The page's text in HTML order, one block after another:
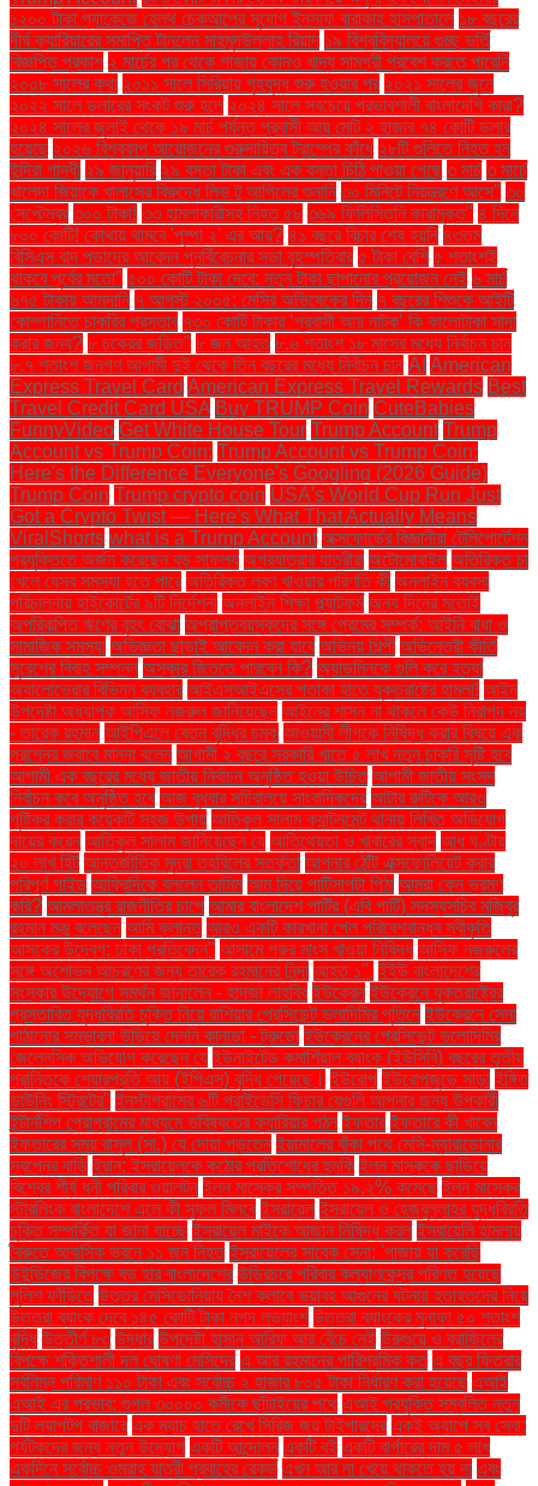
১২০০ টাকা প্যাকেজে হেলথ চেকআপের সুযোগ ইনসাফ বারাকাহ হাসপাতালে ১৮ বছরের
দীর্ঘ ক্যারিয়ারের সমাপ্তি টানলেন মাহমুদউল্লাহ রিয়াদ ১৯ বিশ্ববিদ্যালয়ে গুচ্ছ ভর্তি
বিজ্ঞপ্তি প্রকাশ ২ মার্চের পর থেকে গাজায় কোনও খাদ্য সামগ্রী প্রবেশ করতে পারেনি
২০০৮ সালের কথা ২০১১ সালে সিরিয়ায় গৃহযুদ্ধ শুরু হওয়ার পর ২০২১ সালের জুনে
২০২২ সালে ডলারের সংকট শুরু হলে ২০২৪ সালে সবচেয়ে প্রভাবশালী বাংলাদেশি কারা?
২০২৪ সালের জুলাই থেকে ১৯ মার্চ পর্যন্ত প্রবাসী আয় মোট ২ হাজার ৭৪ কোটি ডলার
হয়েছে ২০২৬ বিশ্বকাপ আয়োজনের গুরুদায়িত্ব ট্রাম্পের কাঁধে ২৮টি গুলিতে নিহত হন
ইন্দিরা গান্ধী ২৯ জানুয়ারি ২৯ বস্তা টাকা এবং এক বস্তা চিঠি পাওয়া গেছে ৩ মার্চ ৩ মার্চে
খালেদা জিয়াকে খালাসের বিরুদ্ধে লিভ টু আপিলের শুনানি ৩০ মিনিটে নিয়ন্ত্রণে আসে" ৩০
সেপ্টেম্বর ৩০০ টাকা! ৩৩ হামলাকারীসহ নিহত ৫৮ ৩৬৯ ফিলিস্তিনি কারামুক্ত" ৪ দিনে
৮০০ কোটি! কোথায় থামবে 'পুষ্পা ২' এর আয়? ৪১ বছরে বিচার শেষ হয়নি ৪৩তম
বিসিএস বাদ পড়াদের আবেদন পুনর্বিবেচনার সভা বৃহস্পতিবার ৫ টাকা বেশি ৫ শতাংশই
থাকবে পূর্বের মতো" ৫০০ কোটি টাকা দেবে: নতুন টাকা ছাপানোর প্রয়োজন নেই ৬ মার্চ
৬৭৫ টাকায় আমদানি ৭ আগস্ট ২০০৫: মেসির অভিষেকের দিন ৭ বছরের শিশুকে আইটি
কোম্পানিতে চাকরির প্রস্তাব ৭৩০ কোটি টাকার ‘প্রবাসী আয় নাটক’ কি কালোটাকা সাদা
করার জন্য? ৮ চক্রের জড়িত" ৮ জন আহত ৮.৬ শতাংশ ১৮ মাসের মধ্যে নির্বাচন চান
৮.৭ শতাংশ জনগণ আগামী দুই থেকে তিন বছরের মধ্যে নির্বাচন চান AI American
Express Travel Card American Express Travel Rewards Best
Travel Credit Card USA Buy TRUMP Coin CuteBabies
FunnyVideo Get White House Tour Trump Account Trump
Account vs Trump Coin: Trump Account vs Trump Coin:
Here's the Difference Everyone's Googling (2026 Guide)
Trump Coin Trump crypto coin USA's World Cup Run Just
Got a Crypto Twist — Here's What That Actually Means
ViralShorts what is a Trump Account অক্সফোর্ডের বিজ্ঞানীরা টেলিপোর্টেশন
প্রযুক্তিতে অর্জন করেছেন বড় সাফল্য অগ্রযাত্রার যাত্রীরা অটোমোবাইল অতিরিক্ত চা
খেলে যেসব সমস্যা হতে পারে অতিরিক্ত লবণ খাওয়ার পরিণতি কী অনলাইন ব্যবসা
পরিচালনায় হাইকোর্টের ৯টি নির্দেশনা অনলাইন শিক্ষা প্ল্যাটফর্ম অন্য দিনের মতোই
অপরিকল্পিত ঋণের বৃহৎ বোঝা অপ্রাপ্তবয়স্কদের সঙ্গে প্রেমের সম্পর্ক: আইনি বাধা ও
সামাজিক সমস্যা অভিজ্ঞতা ছাড়াই আবেদন করা যাবে অভিনয় শিল্পী অভিনেত্রী কীর্তি
সুরেশের বিবাহ সম্পন্ন অস্কার জিততে পারবেন কি? অ্যাডমিনকে গুলি করে হত্যা
অ্যালোভেরার বিভিন্ন ব্যবহার আইএসআইএসের পতাকা হাতে যুক্তরাষ্ট্রে হামলা! আইন
উপদেষ্টা অধ্যাপক আসিফ নজরুল জানিয়েছেন আইনের শাসন না থাকলে কেউ নিরাপদ নয়
- তারেক রহমান আইপিএলে বেতন বৃদ্ধির চমক আওয়ামী লীগকে নিষিদ্ধ করার বিষয়ে এক
প্রশ্নের জবাবে মান্না বলেন আগামী ২ বছরে সরকারি খাতে ৫ লাখ নতুন চাকরি সৃষ্টি হবে
আগামী এক বছরের মধ্যে জাতীয় নির্বাচন অনুষ্ঠিত হওয়া উচিত আগামী জাতীয় সংসদ
নির্বাচন কবে অনুষ্ঠিত হবে আজ বুধবার সচিবালয়ে সাংবাদিকদের আটার রুটিকে আরও
পুষ্টিকর করার কয়েকটি সহজ উপায় আতিকুল সালাম ক্যান্টনমেন্ট থানায় লিখিত অভিযোগ
দায়ের করেন আতিকুল সালাম জানিয়েছেন যে আতিথেয়তা ও খাবারের স্বাদ আধ ঘণ্টায়
২০ লাখ হিট আন্তর্জাতিক মুদ্রা তহবিলের সতর্কতা আপনার ঠোঁট এক্সফোলিয়েট করার
পরিপূর্ণ গাইড আফ্রিদিকে বললেন তামিম আম দিয়ে পাটিসাপটা পিঠা আমরা কেন ভ্রমণ
করি? আমলাতন্ত্র রাজনীতির চাপে আমার বাংলাদেশ পার্টির (এবি পার্টি) সদস্যসচিব মজিবুর
রহমান মঞ্জু বলেছেন আমি ক্লান্ত আরও একটি কারখানা পেল পরিবেশবান্ধব স্বীকৃতি
আসকের উদ্বেগ: ঢাকা প্রতিবেদন" আসামে গরুর মাংস খাওয়া নিষিদ্ধ আসিফ নজরুলের
সঙ্গে অশোভন আচরণের জন্য তারেক রহমানের নিন্দা আহত ১". ইইউ বাংলাদেশের
সংস্কার উদ্যোগে সমর্থন জানালেন - হাদজা লাহবিব ইউক্রেন ইউক্রেনে যুক্তরাষ্ট্রের
প্রস্তাবিত যুদ্ধবিরতি চুক্তি নিয়ে রাশিয়ার প্রেসিডেন্ট ভ্লাদিমির পুতিনে ইউক্রেনে সেনা
পাঠানোর সম্ভাবনা উড়িয়ে দেননি কানাডা - ট্রুডো ইউক্রেনের প্রেসিডেন্ট ভলোদিমির
জেলেনস্কি অভিযোগ করেছেন যে ইউনাইটেড কমার্শিয়াল ব্যাংক (ইউসিবি) বছরের তৃতীয়
প্রান্তিকে শেয়ারপ্রতি আয় (ইপিএস) বৃদ্ধি পেয়েছে। ইউরোপ ইউরোপজুড়ে সাড়া ইঙ্গিত
ডাউনিং স্ট্রিটের" ইনস্টাগ্রামের ৬টি প্রাইভেসি ফিচার যেগুলি আপনার জন্য উপকারী
ইন্টার্নশিপ প্রোগ্রামের মাধ্যমে ভবিষ্যতের ক্যারিয়ার গঠন ইফতার ইফতারে কী খাবেন
ইফতারের সময় রাসুল (সা.) যে দোয়া পড়তেন ইয়ামালের বাঁকা পথে মেসি-ম্যারাডোনার
স্বপ্নের বাড়ি ইরান: ইসরায়েলকে কঠোর প্রতিশোধের হুমকি ইলন মাস্ককে ছাড়িয়ে
বিশ্বের শীর্ষ ধনী পরিবার ওয়ালটন ইলন মাস্কের সম্পত্তি ১৯.২% কমেছে ইলন মাস্কের
স্টারলিংক বাংলাদেশে এলে কী সুফল মিলবে ইসরায়েল ইসরায়েল ও হেজবুল্লাহর যুদ্ধবিরতি
চুক্তি সম্পর্কিত যা জানা যাচ্ছে ইসরায়েল মাইকে আজান নিষিদ্ধ করল ইসরায়েলি হামলায়
বৈরুতে আবাসিক ভবনে ১১ জন নিহত ইসরায়েলের সাবেক সেনা: 'গাজায় যা করেছি
উইন্ডিজের বিপক্ষে বড় হার বাংলাদেশের উড়িরচরে পরিবার কল্যাণকেন্দ্র পরিণত হয়েছে
পুলিশ ফাঁড়িতে উত্তর মেসিডোনিয়ায় নৈশ ক্লাবে ভয়াবহ আগুনের ঘটনায় হতাহতদের নিয়ে
উত্তরা ব্যাংক দেবে ১৪৫ কোটি টাকা নগদ লভ্যাংশ উত্তরা ব্যাংকের মুনাফা ৫০ শতাংশ
বৃদ্ধি উত্তীর্ণ ৮৩ উদ্ধার উপদেষ্টা হাসান আরিফ আর বেঁচে নেই উরুগুয়ে ও ব্রাজিলের
বিপক্ষে শক্তিশালী দল ঘোষণা মেসিদের এ আর রহমানের পারিশ্রমিক কত এ বছর ফিতরার
সর্বনিম্ন পরিমাণ ১১০ টাকা এবং সর্বোচ্চ ২ হাজার ৮০৫ টাকা নির্ধারণ করা হয়েছে এআই
এআই এর প্রভাব: গুগল ৩০০০০ কর্মীকে ছাঁটাইয়ের পথে এআই প্রযুক্তি সম্বলিত নতুন
দুটি ল্যাপটপ বাজারে এক ম্যাচ হাতে রেখে সিরিজ জয় টাইগারদের একই অ্যাপে সব সেবা:
পর্যটকদের জন্য নতুন উদ্যোগ একটি আন্দোলন একটি বই একটি বার্গারের দাম ৫ লাখ
একদিনে সর্বোচ্চ ওমরাহ যাত্রী প্রবাহের রেকর্ড এখন আর না খেয়ে থাকতে হয় না এবং